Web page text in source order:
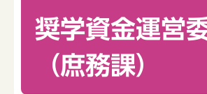
奨学資金運営
（庶務課）